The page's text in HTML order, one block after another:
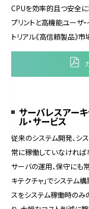
CPUを効率的且つ安全に
プリントと高機能ユーザ
トリアル《高信頼製品》
サーバレスアー
ル・サービス
従来のシステム開発、シ
常に稼働していなければ
サーバの運用、保守にも
キテクチャ」でシステム
スをシステム稼働時のみ